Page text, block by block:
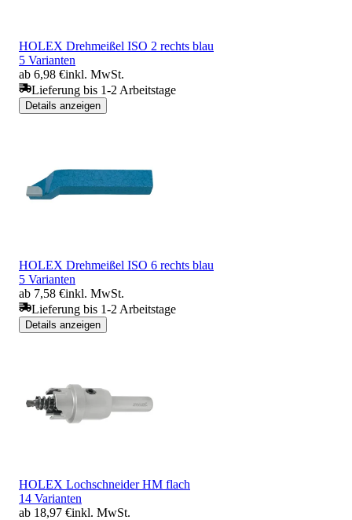
HOLEX Drehmeißel ISO 2 rechts blau
5 Varianten
ab 6,98 €inkl. MwSt.
Lieferung bis 1-2 Arbeitstage
Details anzeigen
HOLEX Drehmeißel ISO 6 rechts blau
5 Varianten
ab 7,58 €inkl. MwSt.
Lieferung bis 1-2 Arbeitstage
Details anzeigen
HOLEX Lochschneider HM flach
14 Varianten
ab 18,97 €inkl. MwSt.